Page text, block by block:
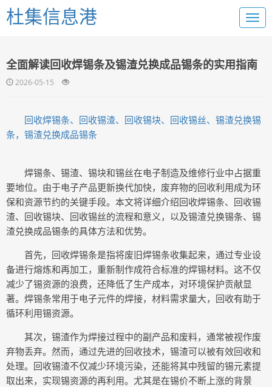
杜集信息港
全面解读回收焊锡条及锡渣兑换成品锡条的实用指南
2026-05-15
回收焊锡条、回收锡渣、回收锡块、回收锡丝、锡渣兑换锡
条，锡渣兑换成品锡条
焊锡条、锡渣、锡块和锡丝在电子制造及维修行业中占据重
要地位。由于电子产品更新换代加快，废弃物的回收利用成为环
保和资源节约的关键手段。本文将详细介绍回收焊锡条、回收锡
渣、回收锡块、回收锡丝的流程和意义，以及锡渣兑换锡条、锡
渣兑换成品锡条的具体方法和优势。
首先，回收焊锡条是指将废旧焊锡条收集起来，通过专业设
备进行熔炼和再加工，重新制作成符合标准的焊锡材料。这不仅
减少了锡资源的浪费，还降低了生产成本，对环境保护贡献显
著。焊锡条常用于电子元件的焊接，材料需求量大，回收有助于
循环利用锡资源。
其次，锡渣作为焊接过程中的副产品和废料，通常被视作废
弃物丢弃。然而，通过先进的回收技术，锡渣可以被有效回收和
处理。回收锡渣不仅减少环境污染，还能将其中残留的锡元素提
取出来，实现锡资源的再利用。尤其是在锡价不断上涨的背景